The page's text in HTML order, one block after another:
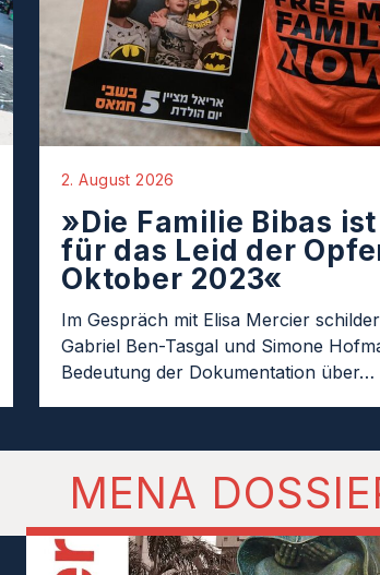
2. August 2026
»Die Familie Bibas
für das Leid der
Oktober 2023«
Im Gespräch mit Elisa Mercier
Gabriel Ben-Tasgal und Simone
Bedeutung der Dokumentation über…
MENA